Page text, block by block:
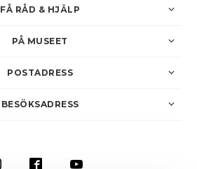
FÅ RÅD & HJÄLP
PÅ MUSEET
POSTADRESS
BESÖKSADRESS